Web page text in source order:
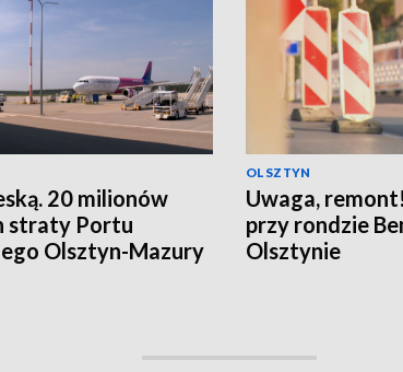
20 milionów
straty Portu
Olsztyn-Mazury
OLSZTYN
Uwaga,
przy rondzie
Olsztynie